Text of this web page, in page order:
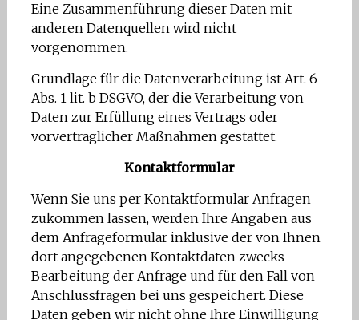
Eine Zusammenführung dieser Daten mit
anderen Datenquellen wird nicht
vorgenommen.
Grundlage für die Datenverarbeitung ist Art. 6
Abs. 1 lit. b DSGVO, der die Verarbeitung von
Daten zur Erfüllung eines Vertrags oder
vorvertraglicher Maßnahmen gestattet.
Kontaktformular
Wenn Sie uns per Kontaktformular Anfragen
zukommen lassen, werden Ihre Angaben aus
dem Anfrageformular inklusive der von Ihnen
dort angegebenen Kontaktdaten zwecks
Bearbeitung der Anfrage und für den Fall von
Anschlussfragen bei uns gespeichert. Diese
Daten geben wir nicht ohne Ihre Einwilligung